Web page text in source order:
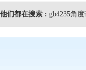
他们都在搜索 : gb4235角